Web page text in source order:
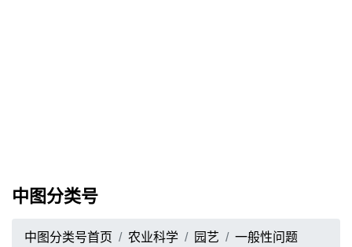
中图分类号
中图分类号首页 农业科学 园艺
一般性问题